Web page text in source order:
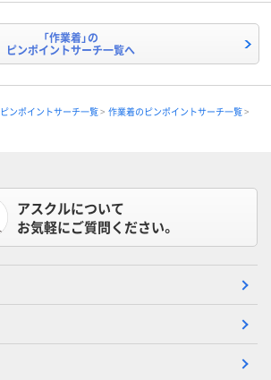
「作業着」の
ピンポイントサーチ一覧へ
ピンポイントサーチ一覧
作業着のピンポイントサーチ一覧
アスクルについて
お気軽にご質問ください。